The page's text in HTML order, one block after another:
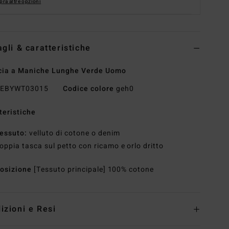
altre opzioni
& caratteristiche
a Maniche Lunghe Verde Uomo
EBYWT03015 Codice colore geh0
velluto di cotone o denim
tasca sul petto con ricamo e orlo dritto
[Tessuto principale] 100% cotone
e Resi